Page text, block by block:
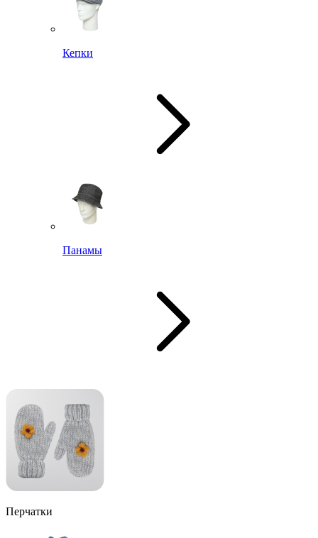
Кепки
Панамы
Перчатки